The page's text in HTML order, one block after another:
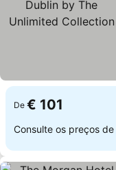
De € 101
Consulte os preços de